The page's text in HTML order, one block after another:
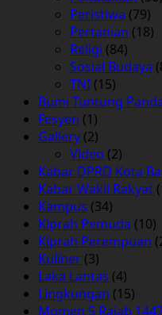
Peristiwa (79)
Pertanian (18)
Religi (84)
Sosial Budaya
TNI (15)
Bumi Tuntung
Fesyen (1)
Gallery (2)
Video (2)
Kabar DPRD Kota
Kabar Wakil Rakyat
Kampus (34)
Kiprah Pemuda (10)
Kiprah Perempuan
Kuliner (3)
Laka Lantas (4)
Lingkungan (15)
Momen 5 Rajab